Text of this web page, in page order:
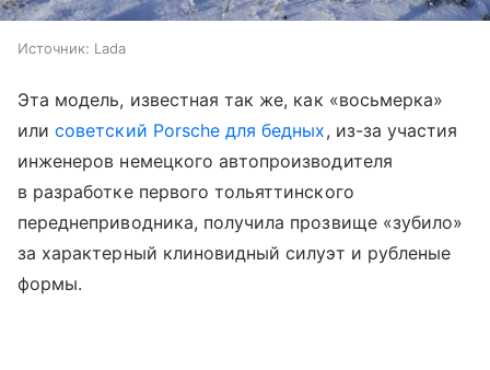
Источник: Lada
Эта модель, известная так же, как «восьмерка»
илисоветский Porsche для бедных, из-за участия
инженеров немецкого автопроизводителя
в разработке первого тольяттинского
переднеприводника, получила прозвище «зубило»
за характерный клиновидный силуэт и рубленые
формы.